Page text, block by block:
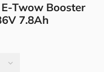
Twow Booster
7.8Ah